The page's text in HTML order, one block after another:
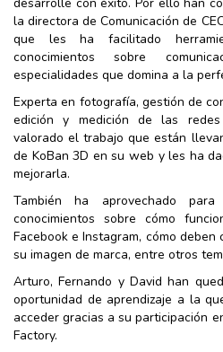
la directora de Comunicación de
que les ha facilitado
conocimientos sobre
especialidades que domina a la
Experta en fotografía, gestión de
edición y medición de las
valorado el trabajo que están
de KoBan 3D en su web y les ha
mejorarla.
También ha aprovechado
conocimientos sobre cómo
Facebook e Instagram, cómo
su imagen de marca, entre otros
Arturo, Fernando y David han
oportunidad de aprendizaje a la
acceder gracias a su participación
Factory.